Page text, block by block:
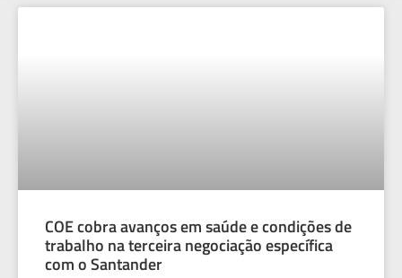
COE cobra avanços em saúde e condições de
trabalho na terceira negociação específica
com o Santander